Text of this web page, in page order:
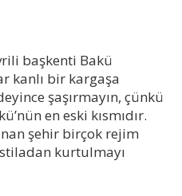
başkenti Bakü
kanlı bir kargaşa
şaşırmayın, çünkü
en eski kısmıdır.
şehir birçok rejim
kurtulmayı